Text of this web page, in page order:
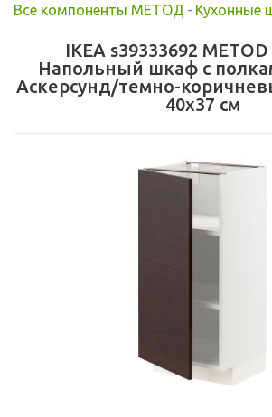
Все компоненты МЕТОД -
IKEA s39333692
Напольный шкаф с
Аскерсунд/темно-
40x37 см